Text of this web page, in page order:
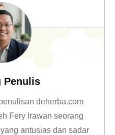
Penulis
deherba.com
Fery Irawan seorang
antusias dan sadar